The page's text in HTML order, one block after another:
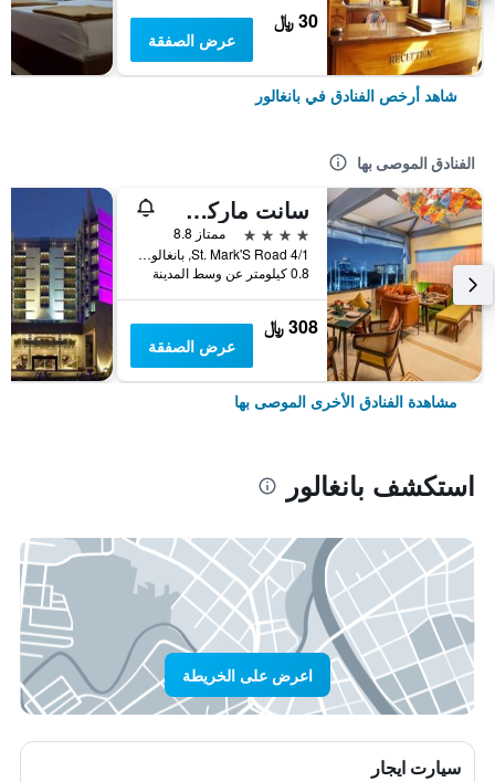
30 ﷼
عرض الصفقة
شاهد أرخص الفنادق في بانغالور
الفنادق الموصى بها
سانت ماركس هوتل بينجالورو، إه ميمبر أوف راديسون إنديفيدوالز
4 نجوم
ممتاز 8.8
4/1 St. Mark'S Road, بانغالور, الهند
0.8 كيلومتر عن وسط المدينة
308 ﷼
عرض الصفقة
مشاهدة الفنادق الأخرى الموصى بها
استكشف بانغالور
اعرض على الخريطة
سيارت ايجار